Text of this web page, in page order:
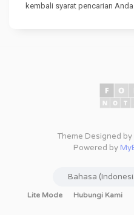
kembali syarat pencarian
Theme Designed by
Powered by
Lite Mode Hubungi Kami